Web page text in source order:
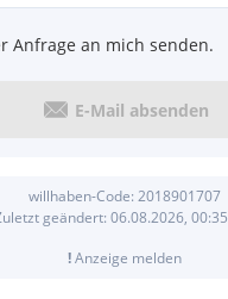
Anfrage an mich senden.
E-Mail absenden
willhaben-Code: 2018901707
geändert: 06.08.2026, 00:35
!Anzeige melden